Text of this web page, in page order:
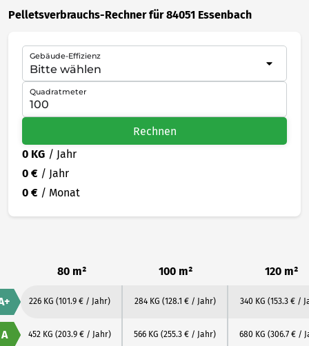
Pelletsverbrauchs-Rechner für 84051 Essenbach
Gebäude-Effizienz
Quadratmeter
Rechnen
0 KG / Jahr
0 € / Jahr
0 € / Monat
80 m² 100 m² 120 m²
226 KG (101.9 € / Jahr) 284 KG (128.1 € / Jahr) 340 KG (153.3 € /
A 452 KG (203.9 € / Jahr) 566 KG (255.3 € / Jahr) 680 KG (306.7 € /